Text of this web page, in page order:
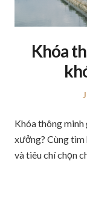
Khóa
Khóa thông
xưởng? Cùng tìm
và tiêu chí chọn